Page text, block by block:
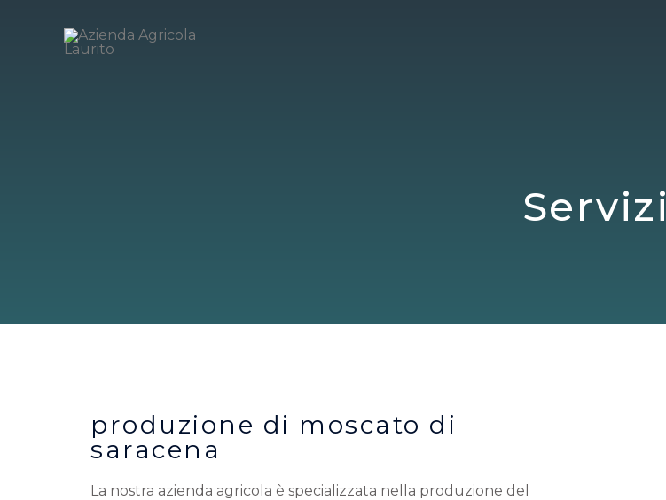
Servizi
produzione di moscato di
saracena
La nostra azienda agricola è specializzata nella produzione del